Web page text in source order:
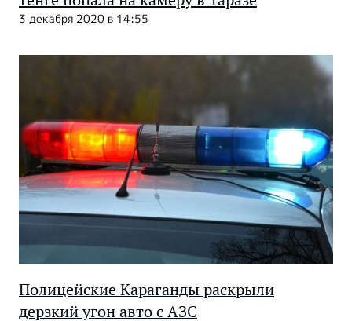
3 декабря 2020 в 14:55
Полицейские Караганды раскрыли
дерзкий угон авто с АЗС